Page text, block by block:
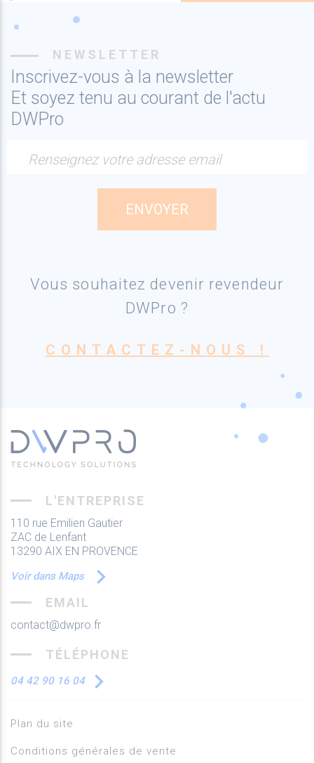
NEWSLETTER
Inscrivez-vous à la newsletter
Et soyez tenu au courant de l'actu
DWPro
Renseignez votre adresse email
Vous souhaitez devenir revendeur
DWPro ?
CONTACTEZ-NOUS !
L'ENTREPRISE
110 rue Emilien Gautier
ZAC de Lenfant
13290 AIX EN PROVENCE
Voir dans Maps
EMAIL
contact@dwpro.fr
TÉLÉPHONE
04 42 90 16 04
Plan du site
Conditions générales de vente